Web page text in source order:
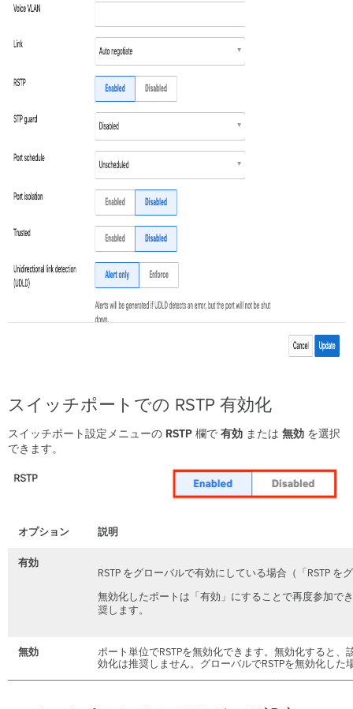
スイッチポートでの RSTP 有効化
スイッチポート設定メニューの RSTP 欄で有効 または無効 を選択
できます。
オプション 説明
有効
RSTP をグローバルで有効にしている場合（「RSTP
無効化したポートは「有効」にすることで再度参加で
奨します。
無効
ポート単位でRSTPを無効化できます。無効化すると
効化は推奨しません。グローバルでRSTPを無効化し